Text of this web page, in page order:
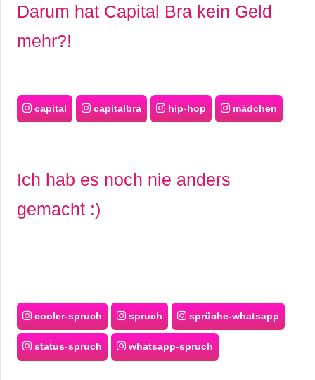
Darum hat Capital Bra kein Geld
mehr?!
capital capitalbra hip-hop mädchen
Ich hab es noch nie anders
gemacht :)
cooler-spruch spruch sprüche-whatsapp
status-spruch whatsapp-spruch